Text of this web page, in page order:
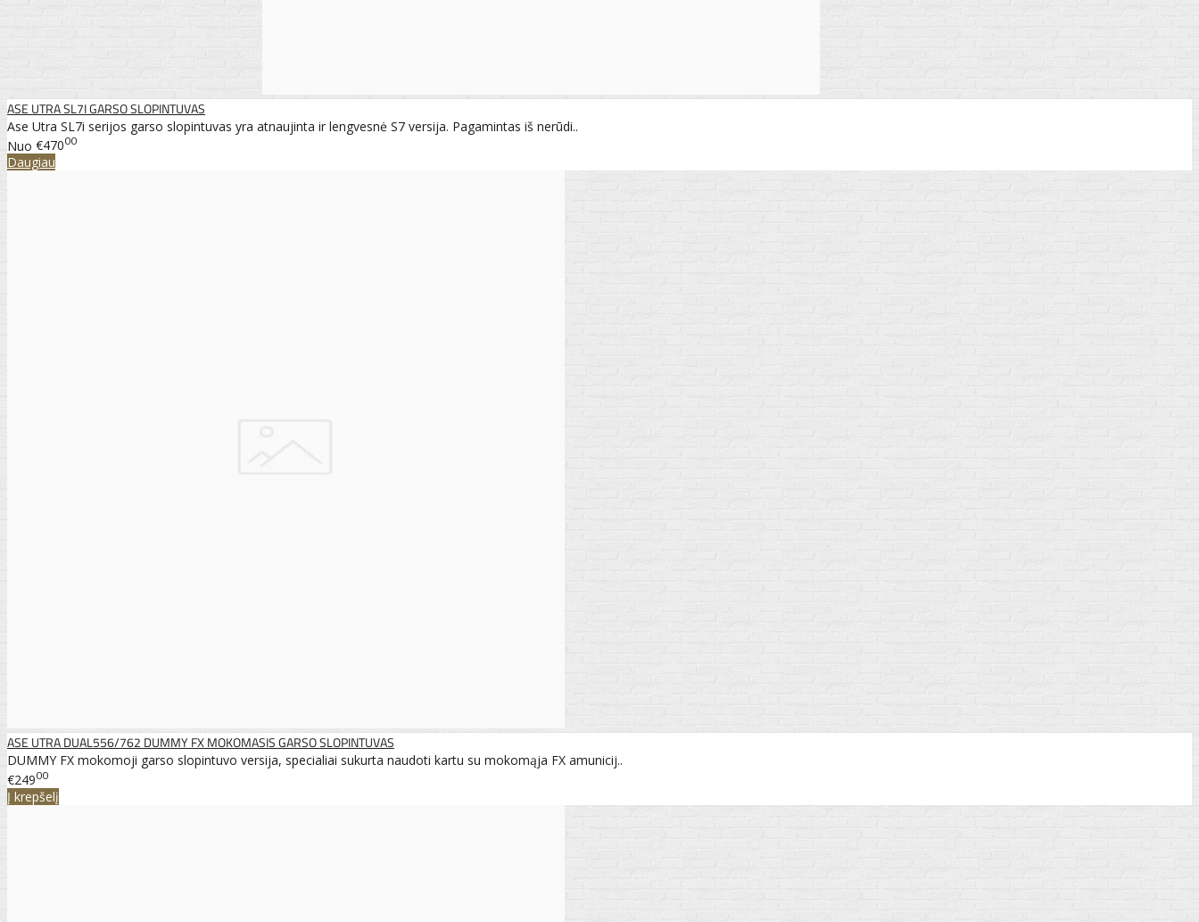
ASE UTRA SL7I GARSO SLOPINTUVAS
Ase Utra SL7i serijos garso slopintuvas yra atnaujinta ir lengvesnė S7 versija. Pagamintas iš nerūdi..
Nuo €47000
Daugiau
ASE UTRA DUAL556/762 DUMMY FX MOKOMASIS GARSO SLOPINTUVAS
DUMMY FX mokomoji garso slopintuvo versija, specialiai sukurta naudoti kartu su mokomąja FX amunicij..
€24900
Į krepšelį